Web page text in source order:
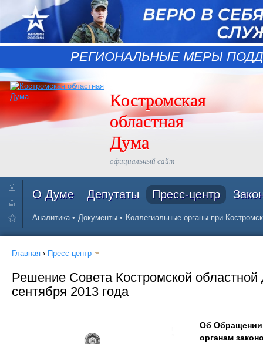
РЕГИОНАЛЬНЫЕ МЕРЫ
Костромская
областная
Дума
официальный сайт
О Думе Депутаты Пресс-центр
Аналитика Документы Коллегиальные органы при
Главная › Пресс-центр
Решение Совета Костромской
сентября 2013 года
Об Обращении
органам